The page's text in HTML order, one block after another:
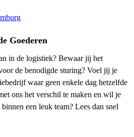
Goederen
in de logistiek? Bewaar jij het
de benodigde sturing? Voel jij je
waar geen enkele dag hetzelfde
ons het verschil te maken en wil je
een leuk team? Lees dan snel